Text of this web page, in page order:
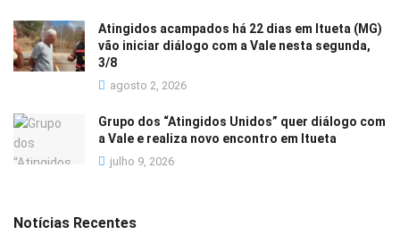
Atingidos acampados há 22 dias em Itueta (MG)
vão iniciar diálogo com a Vale nesta segunda,
3/8
agosto 2, 2026
Grupo dos “Atingidos Unidos” quer diálogo com
a Vale e realiza novo encontro em Itueta
julho 9, 2026
Notícias Recentes